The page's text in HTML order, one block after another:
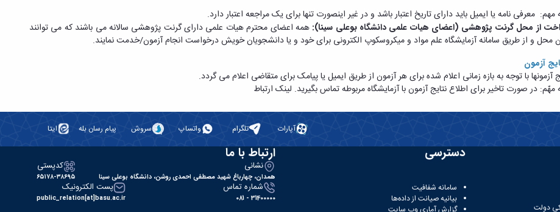
مهم: معرفی ­نامه یا ایمیل باید دارای تاریخ اعتبار باشد و در غیر اینصورت تنها برای یک مراجعه اعتبار دارد.
از محل گرنت پژوهشی (اعضای هیات علمی دانشگاه بوعلی سینا): همه اعضای محترم هیات علمی دارای گرنت پژوهشی سالانه می باشند که می توانند
محل و از طریق سامانه آزمایشگاه علم مواد و میکروسکوپ الکترونی برای خود و یا دانشجویان خویش درخواست انجام آزمون/خدمت نمایند.
آزمون
آزمونها با توجه به بازه زمانی اعلام شده برای هر آزمون از طریق ایمیل یا پیامک برای متقاضی اعلام می گردد.
مهّم: در صورت تاخیر برای اطلاع نتایج آزمون با آزمایشگاه مربوطه تماس بگیرید. لینک ارتباط
آپارات تلگرام واتساپ سروش پیام رسان بله ایتا
دولت
دسترسی
سامانه شفافیت
بیانیه صیانت از داده‌ها
گزارش آماری وب‌ سایت
ارتباط با ما
نشانی
همدان، چهارباغ شهید مصطفی احمدی روشن، دانشگاه بوعلی سینا
کدپستی
۶۵۱۷۸-۳۸۶۹۵
شماره تماس
31400000 - 081
پست الکترونیک
public_relation[at]basu.ac.ir